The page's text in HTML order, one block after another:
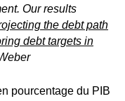
Our results
the debt path
debt targets in
pourcentage du PIB